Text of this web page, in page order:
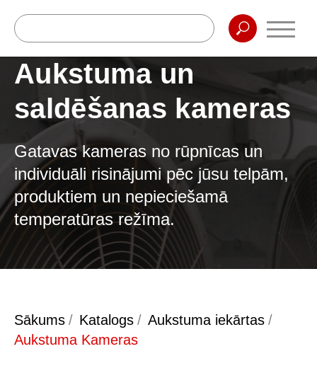
Aukstuma un
saldēšanas kameras
Gatavas kameras no rūpnīcas un
individuāli risinājumi pēc jūsu telpām,
produktiem un nepieciešamā
temperatūras režīma.
Sākums / Katalogs / Aukstuma iekārtas /
Aukstuma Kameras